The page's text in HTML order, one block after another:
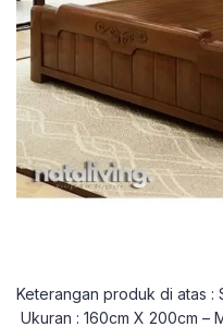
Keterangan produk di atas :
Ukuran : 160cm X 200cm –